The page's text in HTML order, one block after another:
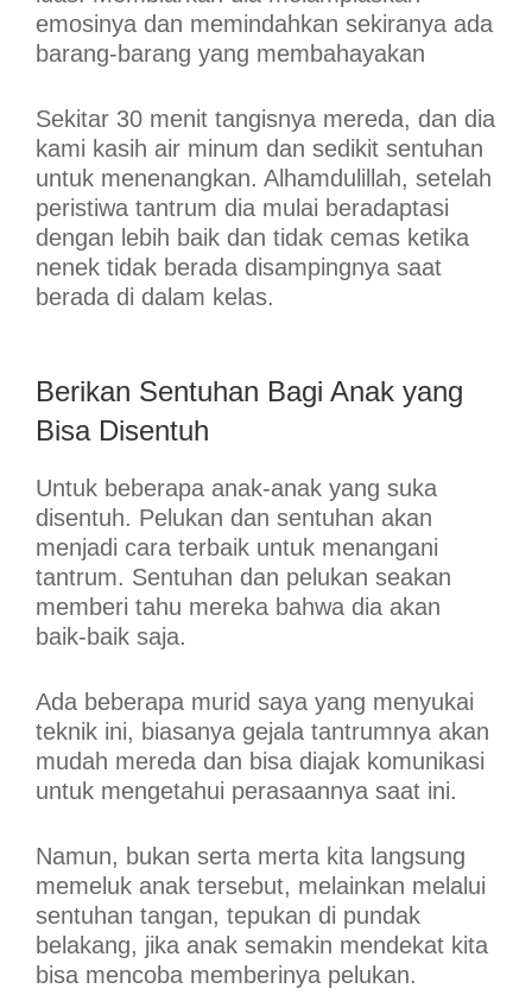
emosinya dan memindahkan sekiranya ada
barang-barang yang membahayakan
Sekitar 30 menit tangisnya mereda, dan dia
kami kasih air minum dan sedikit sentuhan
untuk menenangkan. Alhamdulillah, setelah
peristiwa tantrum dia mulai beradaptasi
dengan lebih baik dan tidak cemas ketika
nenek tidak berada disampingnya saat
berada di dalam kelas.
Berikan Sentuhan Bagi Anak yang
Bisa Disentuh
Untuk beberapa anak-anak yang suka
disentuh. Pelukan dan sentuhan akan
menjadi cara terbaik untuk menangani
tantrum. Sentuhan dan pelukan seakan
memberi tahu mereka bahwa dia akan
baik-baik saja.
Ada beberapa murid saya yang menyukai
teknik ini, biasanya gejala tantrumnya akan
mudah mereda dan bisa diajak komunikasi
untuk mengetahui perasaannya saat ini.
Namun, bukan serta merta kita langsung
memeluk anak tersebut, melainkan melalui
sentuhan tangan, tepukan di pundak
belakang, jika anak semakin mendekat kita
bisa mencoba memberinya pelukan.